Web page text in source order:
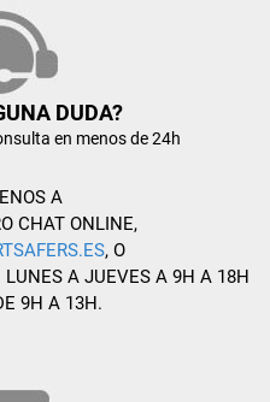
DUDA?
en menos de 24h
A
CHAT ONLINE,
, O
A JUEVES A 9H A 18H
9H A 13H.